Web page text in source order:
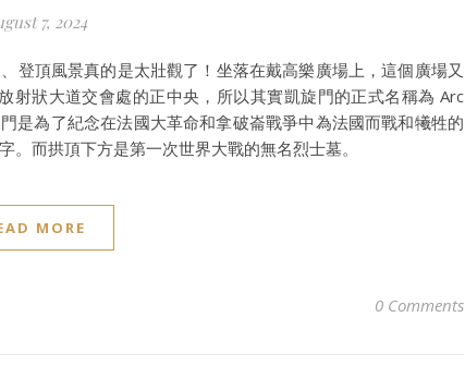
7, 2024
登頂風景真的是太壯觀了！坐落在戴高樂廣場上，這個廣場又
射狀大道交會處的正中央，所以其實凱旋門的正式名稱為 Arc
是為了紀念在法國大革命和拿破崙戰爭中為法國而戰和犧牲的
而拱頂下方是第一次世界大戰的無名烈士墓。
MORE
0 Comments